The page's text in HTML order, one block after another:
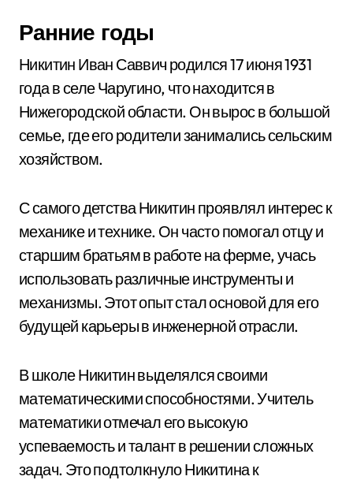
Ранние годы
Никитин Иван Саввич родился 17 июня 1931
года в селе Чаругино, что находится в
Нижегородской области. Он вырос в большой
семье, где его родители занимались сельским
хозяйством.
С самого детства Никитин проявлял интерес к
механике и технике. Он часто помогал отцу и
старшим братьям в работе на ферме, учась
использовать различные инструменты и
механизмы. Этот опыт стал основой для его
будущей карьеры в инженерной отрасли.
В школе Никитин выделялся своими
математическими способностями. Учитель
математики отмечал его высокую
успеваемость и талант в решении сложных
задач. Это подтолкнуло Никитина к